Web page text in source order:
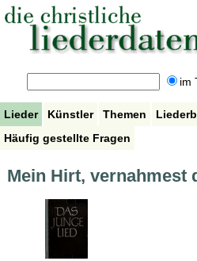
im
Lieder Künstler Themen
Häufig gestellte Fragen
Mein Hirt, vernahmest